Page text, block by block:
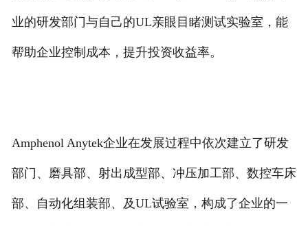
业的研发部门与自己的UL亲眼目睹测试实验室，能
帮助企业控制成本，提升投资收益率。
Amphenol Anytek企业在发展过程中依次建立了研发
部门、磨具部、射出成型部、冲压加工部、数控车床
部、自动化组装部、及UL试验室，构成了企业的一